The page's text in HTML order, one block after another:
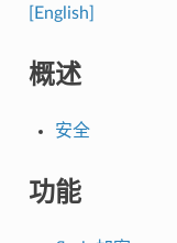
[English]
概述
安全
功能